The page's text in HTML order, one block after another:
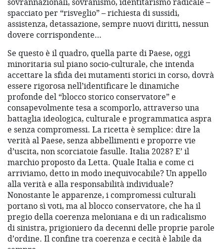
spacciato per “risveglio” – richiesta di sussidi,
assistenza, detassazione, sempre nuovi diritti, nessun
dovere corrispondente…
Se questo è il quadro, quella parte di Paese, oggi
minoritaria sul piano socio-culturale, che intenda
accettare la sfida dei mutamenti storici in corso, dovrà
essere rigorosa nell’identificare le dinamiche
profonde del “blocco storico conservatore” e
consapevolmente tesa a scomporlo, attraverso una
battaglia ideologica, culturale e programmatica aspra
e senza compromessi. La ricetta è semplice: dire la
verità al Paese, senza abbellimenti e proporre vie
d’uscita, non scorciatoie fasulle. Italia 2028? E’ il
marchio proposto da Letta. Quale Italia e come ci
arriviamo, detto in modo inequivocabile? Un appello
alla verità e alla responsabilità individuale?
Nonostante le apparenze, i compromessi culturali
portano sì voti, ma al blocco conservatore, che ha il
pregio della coerenza meloniana e di un radicalismo
di sinistra, prigioniero da decenni delle proprie parole
d’ordine. Il confine tra coerenza e cecità è labile da